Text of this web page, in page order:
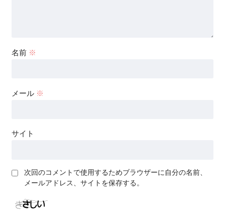
名前 ※
メール ※
サイト
次回のコメントで使用するためブラウザーに自分の名前、
メールアドレス、サイトを保存する。